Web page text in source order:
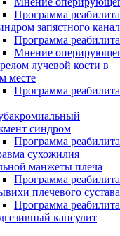
Программа
запястного
Программа
Мнение
лучевой кости в
месте
Программа
синдром
Программа
сухожилия
манжеты плеча
Программа
плечевого сустава
Программа
капсулит